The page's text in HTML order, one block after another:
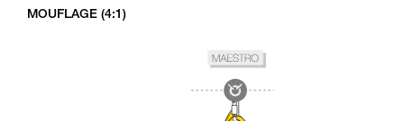
MOUFLAGE (4:1)